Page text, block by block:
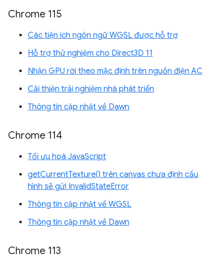
Chrome 115
Các tiện ích ngôn ngữ WGSL được hỗ trợ
Hỗ trợ thử nghiệm cho Direct3D 11
Nhận GPU rời theo mặc định trên nguồn điện AC
Cải thiện trải nghiệm nhà phát triển
Thông tin cập nhật về Dawn
Chrome 114
Tối ưu hoá JavaScript
getCurrentTexture() trên canvas chưa định cấu
hình sẽ gửi InvalidStateError
Thông tin cập nhật về WGSL
Thông tin cập nhật về Dawn
Chrome 113